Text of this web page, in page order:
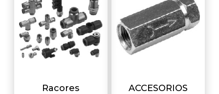
Racores
ACCESORIOS